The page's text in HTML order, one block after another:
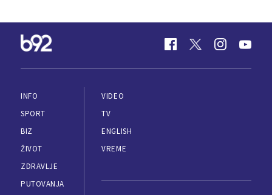
INFO
SPORT
BIZ
ŽIVOT
ZDRAVLJE
PUTOVANJA
VIDEO
TV
ENGLISH
VREME